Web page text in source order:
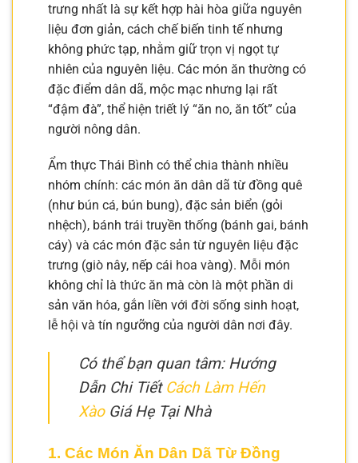
trưng nhất là sự kết hợp hài hòa giữa nguyên
liệu đơn giản, cách chế biến tinh tế nhưng
không phức tạp, nhằm giữ trọn vị ngọt tự
nhiên của nguyên liệu. Các món ăn thường có
đặc điểm dân dã, mộc mạc nhưng lại rất
“đậm đà”, thể hiện triết lý “ăn no, ăn tốt” của
người nông dân.
Ẩm thực Thái Bình có thể chia thành nhiều
nhóm chính: các món ăn dân dã từ đồng quê
(như bún cá, bún bung), đặc sản biển (gỏi
nhệch), bánh trái truyền thống (bánh gai, bánh
cáy) và các món đặc sản từ nguyên liệu đặc
trưng (giò nây, nếp cái hoa vàng). Mỗi món
không chỉ là thức ăn mà còn là một phần di
sản văn hóa, gắn liền với đời sống sinh hoạt,
lễ hội và tín ngưỡng của người dân nơi đây.
Có thể bạn quan tâm: Hướng
Dẫn Chi Tiết Cách Làm Hến
XàoGiá Hẹ Tại Nhà
1. Các Món Ăn Dân Dã Từ Đồng